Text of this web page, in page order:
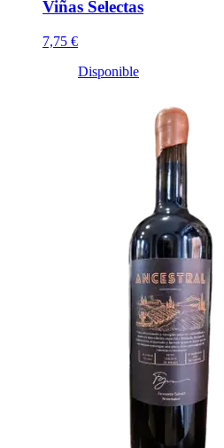
Viñas Selectas
7,75 €
Disponible